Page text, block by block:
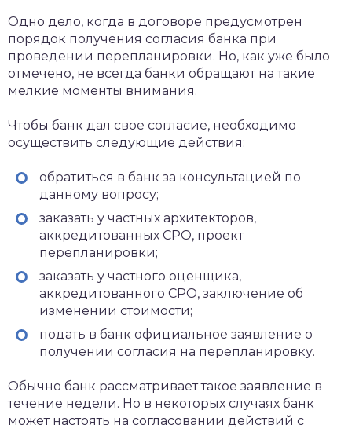
Одно дело, когда в договоре предусмотрен
порядок получения согласия банка при
проведении перепланировки. Но, как уже было
отмечено, не всегда банки обращают на такие
мелкие моменты внимания.
Чтобы банк дал свое согласие, необходимо
осуществить следующие действия:
обратиться в банк за консультацией по
данному вопросу;
заказать у частных архитекторов,
аккредитованных СРО, проект
перепланировки;
заказать у частного оценщика,
аккредитованного СРО, заключение об
изменении стоимости;
подать в банк официальное заявление о
получении согласия на перепланировку.
Обычно банк рассматривает такое заявление в
течение недели. Но в некоторых случаях банк
может настоять на согласовании действий с